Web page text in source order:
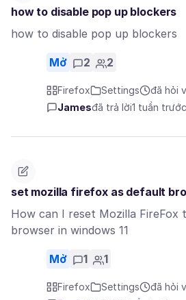
how to disable pop up blockers
how to disable pop up blockers
Mở 2 2
Firefox Settings
đã hỏi
Jamesđã trả lời1 tuần trước
set mozilla firefox as default
How can I reset Mozilla FireFox
browser in windows 11
Mở 1 1
Firefox Settings
đã hỏi